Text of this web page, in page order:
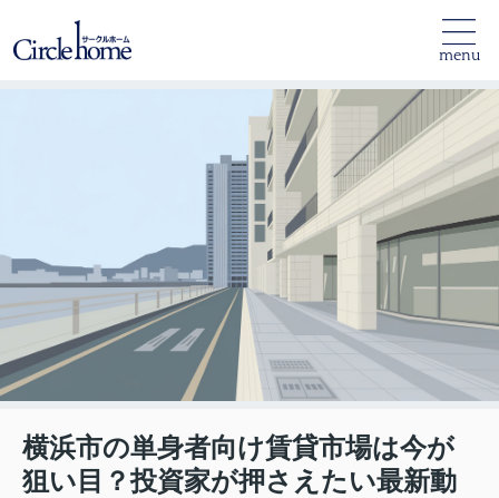
menu
横浜市の単身者向け賃貸市場は今が
狙い目？投資家が押さえたい最新動